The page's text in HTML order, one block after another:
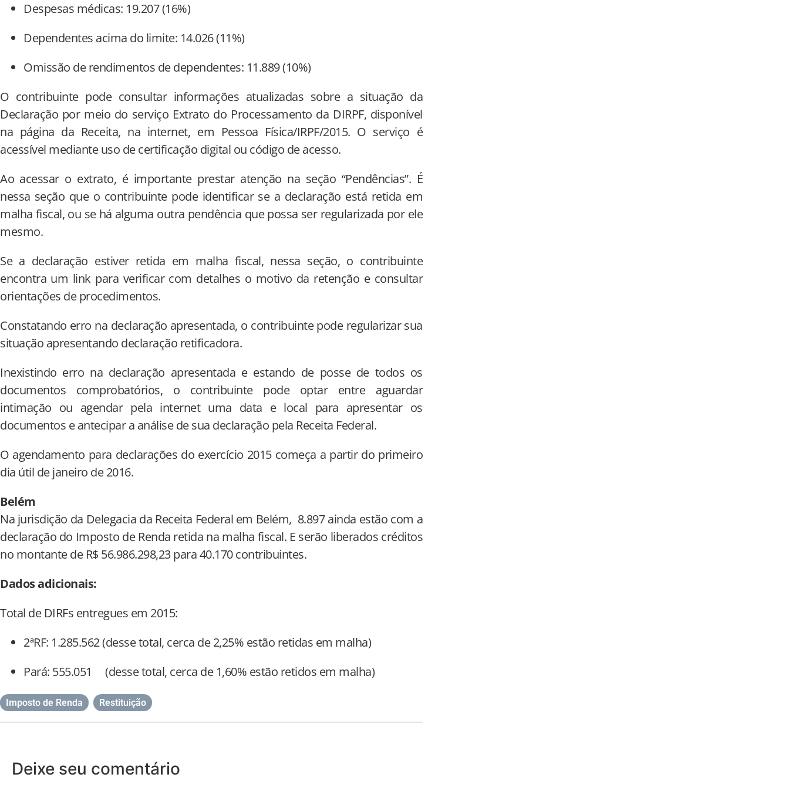
Despesas médicas: 19.207 (16%)
Dependentes acima do limite: 14.026 (11%)
Omissão de rendimentos de dependentes: 11.889 (10%)
O contribuinte pode consultar informações atualizadas sobre a situação da
Declaração por meio do serviço Extrato do Processamento da DIRPF, disponível
na página da Receita, na internet, em Pessoa Física/IRPF/2015. O serviço é
acessível mediante uso de certificação digital ou código de acesso.
Ao acessar o extrato, é importante prestar atenção na seção “Pendências”. É
nessa seção que o contribuinte pode identificar se a declaração está retida em
malha fiscal, ou se há alguma outra pendência que possa ser regularizada por ele
mesmo.
Se a declaração estiver retida em malha fiscal, nessa seção, o contribuinte
encontra um link para verificar com detalhes o motivo da retenção e consultar
orientações de procedimentos.
Constatando erro na declaração apresentada, o contribuinte pode regularizar sua
situação apresentando declaração retificadora.
Inexistindo erro na declaração apresentada e estando de posse de todos os
documentos comprobatórios, o contribuinte pode optar entre aguardar
intimação ou agendar pela internet uma data e local para apresentar os
documentos e antecipar a análise de sua declaração pela Receita Federal.
O agendamento para declarações do exercício 2015 começa a partir do primeiro
dia útil de janeiro de 2016.
Belém
Na jurisdição da Delegacia da Receita Federal em Belém, 8.897 ainda estão com a
declaração do Imposto de Renda retida na malha fiscal. E serão liberados créditos
no montante de R$ 56.986.298,23 para 40.170 contribuintes.
Dados adicionais:
Total de DIRFs entregues em 2015:
2ªRF: 1.285.562 (desse total, cerca de 2,25% estão retidas em malha)
Pará: 555.051 (desse total, cerca de 1,60% estão retidos em malha)
Imposto de Renda Restituição
Deixe seu comentário